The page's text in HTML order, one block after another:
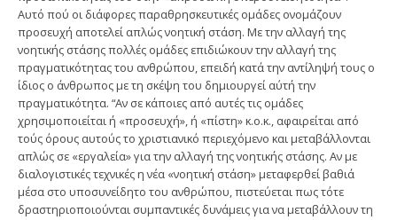
Αυτό πού οι διάφορες παραθρησκευτικές ομάδες ονομάζουν
προσευχή αποτελεί απλώς νοητική στάση. Με την αλλαγή της
νοητικής στάσης πολλές ομάδες επιδιώκουν την αλλαγή της
πραγματικότητας του ανθρώπου, επειδή κατά την αντίληψή τους ο
ίδιος ο άνθρωπος με τη σκέψη του δημιουργεί αύτή την
πραγματικότητα. “Αν σε κάποιες από αυτές τις ομάδες
χρησιμοποιείται ή «προσευχή», ή «πίστη» κ.ο.κ., αφαιρείται από
τούς όρους αυτούς το χριστιανικό περιεχόμενο και μεταβάλλονται
απλώς σε «εργαλεία» για την αλλαγή της νοητικής στάσης. Αν με
διαλογιστικές τεχνικές η νέα «νοητική στάση» μεταφερθεί βαθιά
μέσα στο υποσυνείδητο του ανθρώπου, πιστεύεται πως τότε
δραστηριοποιούνται συμπαντικές δυνάμεις για να μεταβάλλουν τη